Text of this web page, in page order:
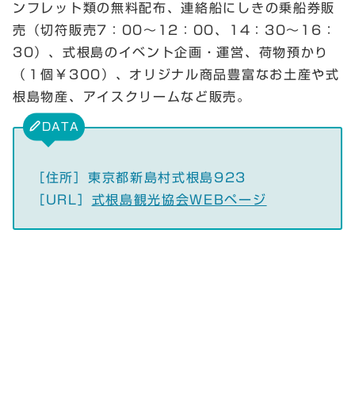
ンフレット類の無料配布、連絡船にしきの乗船券販
売（切符販売7：00～12：00、14：30～16：
30）、式根島のイベント企画・運営、荷物預かり
（１個￥300）、オリジナル商品豊富なお土産や式
根島物産、アイスクリームなど販売。
DATA
［住所］東京都新島村式根島923
［URL］ 式根島観光協会WEBページ